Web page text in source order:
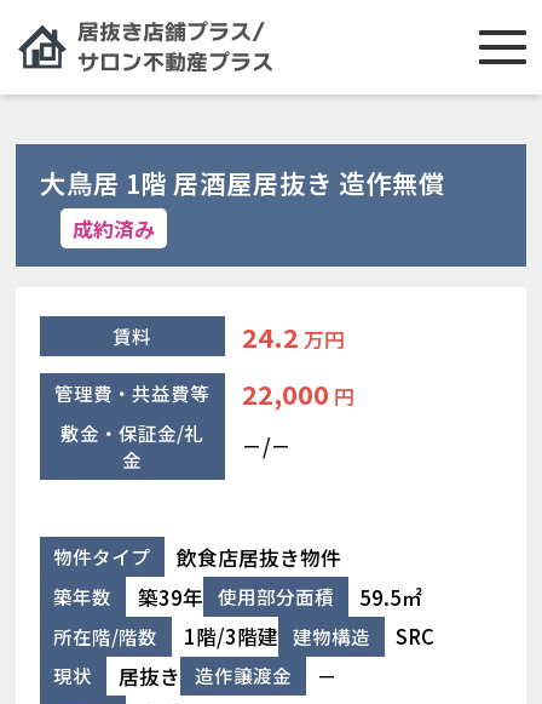
大鳥居 1階 居酒屋居抜き 造作無償
成約済み
賃料 24.2 万円
管理費・共益費等 22,000 円
敷金・保証金/礼
金
－/－
物件タイプ 飲食店居抜き物件
築年数 築39年 使用部分面積 59.5㎡
所在階/階数 1階/3階建 建物構造 SRC
現状 居抜き 造作譲渡金 －